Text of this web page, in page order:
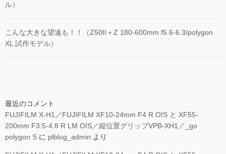
ル）
こんな大きな望遠も！！（Z50II＋Z 180-600mm f5.6-6.3/polygon
XL 試作モデル）
最近のコメント
FUJIFILM X-H1／FUJIFILM XF10-24mm F4 R OIS と XF55-
200mm F3.5-4.8 R LM OIS／縦位置グリップVPB-XH1／_go
polygon S に plblog_admin より